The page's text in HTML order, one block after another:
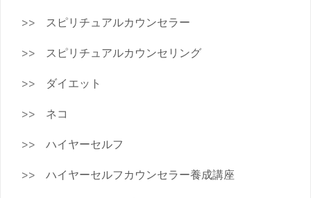
スピリチュアルカウンセラー
スピリチュアルカウンセリング
ダイエット
ネコ
ハイヤーセルフ
ハイヤーセルフカウンセラー養成講座